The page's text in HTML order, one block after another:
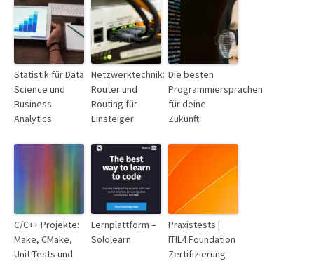
Statistik für Data
Science und
Business
Analytics
Netzwerktechnik:
Router und
Routing für
Einsteiger
Die besten
Programmiersprachen
für deine
Zukunft
C/C++ Projekte:
Make, CMake,
Unit Tests und
Lernplattform –
Sololearn
Praxistests |
ITIL4 Foundation
Zertifizierung